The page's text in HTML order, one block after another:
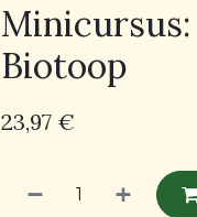
Biotoop
23,97 €